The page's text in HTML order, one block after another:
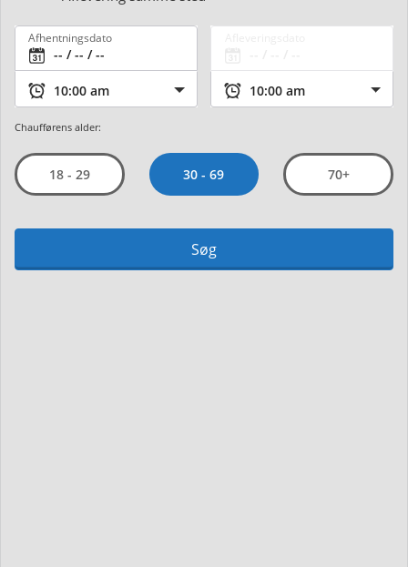
Afhentningsdato
Chaufførens alder:
18 - 29 30 - 69 70+
Søg